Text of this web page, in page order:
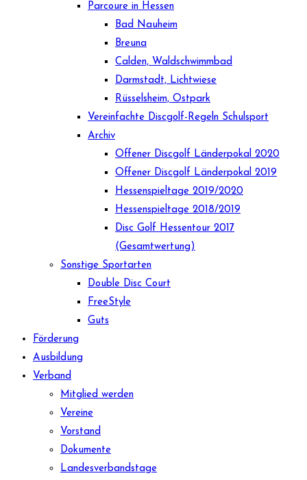
Parcoure in Hessen
Bad Nauheim
Breuna
Calden, Waldschwimmbad
Darmstadt, Lichtwiese
Rüsselsheim, Ostpark
Vereinfachte Discgolf-Regeln Schulsport
Archiv
Offener Discgolf Länderpokal 2020
Offener Discgolf Länderpokal 2019
Hessenspieltage 2019/2020
Hessenspieltage 2018/2019
Disc Golf Hessentour 2017
(Gesamtwertung)
Sonstige Sportarten
Double Disc Court
FreeStyle
Guts
Förderung
Ausbildung
Verband
Mitglied werden
Vereine
Vorstand
Dokumente
Landesverbandstage